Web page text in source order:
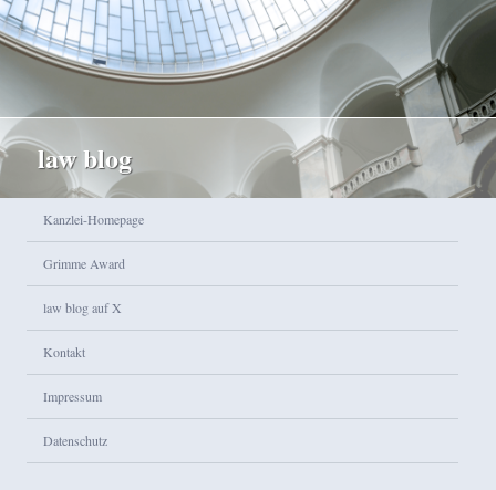
law blog
Zum Inhalt wechseln
Zum sekundären Inhalt wechseln
Kanzlei-Homepage
Grimme Award
law blog auf X
Kontakt
Impressum
Datenschutz